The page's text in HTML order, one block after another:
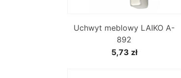
Uchwyt meblowy LAIKO A-
892
5,73 zł